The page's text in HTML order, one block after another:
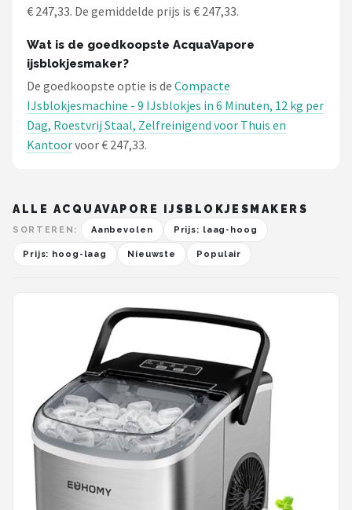
Philips
Alle merken →
€ 247,33. De gemiddelde prijs is € 247,33.
Wat is de goedkoopste AcquaVapore
ijsblokjesmaker?
De goedkoopste optie is de Compacte
IJsblokjesmachine - 9 IJsblokjes in 6 Minuten, 12 kg per
Dag, Roestvrij Staal, Zelfreinigend voor Thuis en
Kantoorvoor € 247,33.
ALLE ACQUAVAPORE IJSBLOKJESMAKERS
SORTEREN: Aanbevolen Prijs: laag-hoog
Prijs: hoog-laag Nieuwste Populair